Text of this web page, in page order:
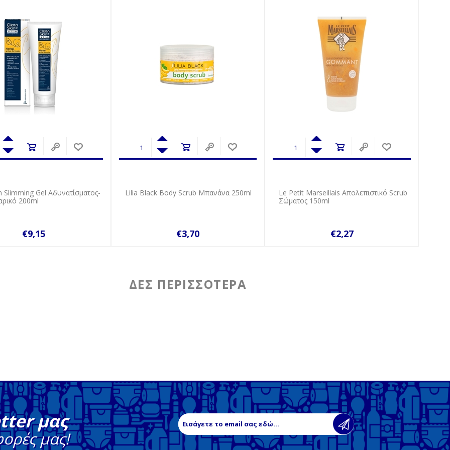
Slimming Gel Αδυνατίσματος-
200ml
€9,15
Lilia Black Body Scrub Μπανάνα 250ml
€3,70
Le Petit Marseillais Απολεπιστικό Scrub
Σώματος 150ml
€2,27
μας
μας!